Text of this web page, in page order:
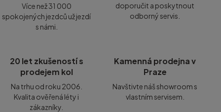
Více než 31 000
spokojených jezdců už jezdí
s námi.
doporučit a poskytnout
odborný servis.
20 let zkušeností s
prodejem kol
Na trhu od roku 2006.
Kvalita ověřená léty i
zákazníky.
Kamenná prodejna v
Praze
Navštivte náš showroom s
vlastním servisem.